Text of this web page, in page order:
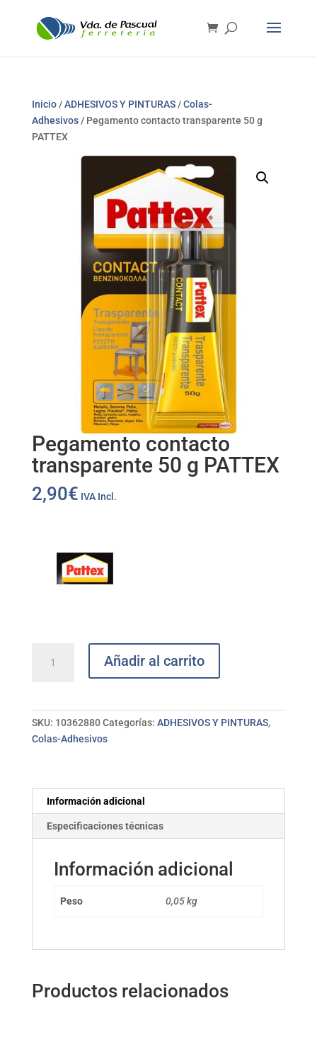
Inicio/ADHESIVOS Y PINTURAS/Colas-
Adhesivos/ Pegamento contacto transparente 50 g
PATTEX
Pegamento contacto
transparente 50 g PATTEX
2,90€ IVA Incl.
contacto
PATTEX
Añadir al carrito
SKU: 10362880 Categorías: ADHESIVOS Y PINTURAS,
Colas-Adhesivos
Información adicional
Especificaciones técnicas
Información adicional
Peso 0,05 kg
Productos relacionados